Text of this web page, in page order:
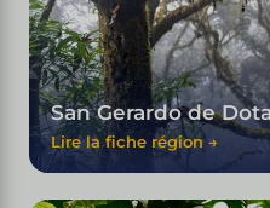
San Gerardo de Dota
Lire la fiche région →